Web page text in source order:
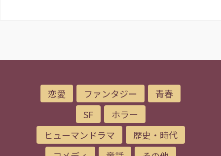
恋愛 ファンタジー
青春
SF
ホラー
ヒューマンドラマ
歴史・時代